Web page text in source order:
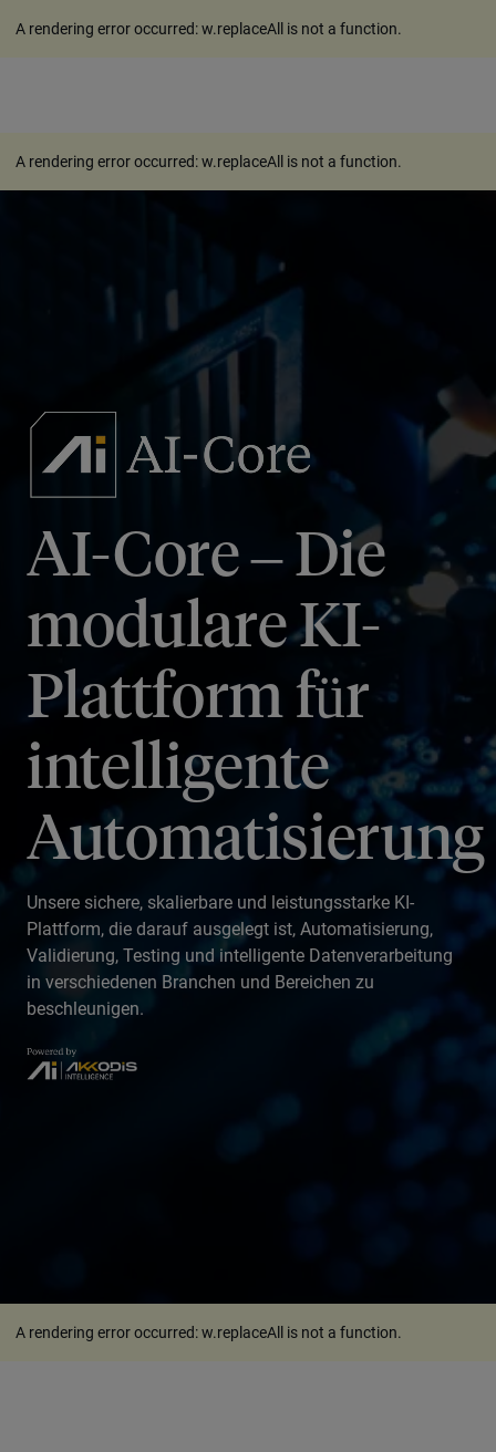
A rendering error occurred:w.replaceAll is not a function.
A rendering error occurred:w.replaceAll is not a function.
AI-Core – Die
modulare KI-
Plattform für
intelligente
Automatisierung
Unsere sichere, skalierbare und leistungsstarke KI-
Plattform, die darauf ausgelegt ist, Automatisierung,
Validierung, Testing und intelligente Datenverarbeitung
in verschiedenen Branchen und Bereichen zu
beschleunigen.
A rendering error occurred:w.replaceAll is not a function.